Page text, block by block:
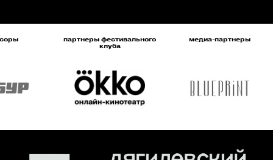
партнеры фестивального
клуба
медиа-партнеры